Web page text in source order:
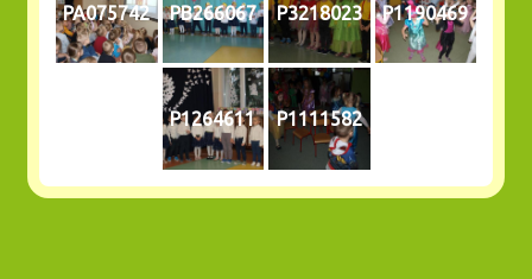
PA075742 PB266067 P3218023 P1190469
P1264611 P1111582